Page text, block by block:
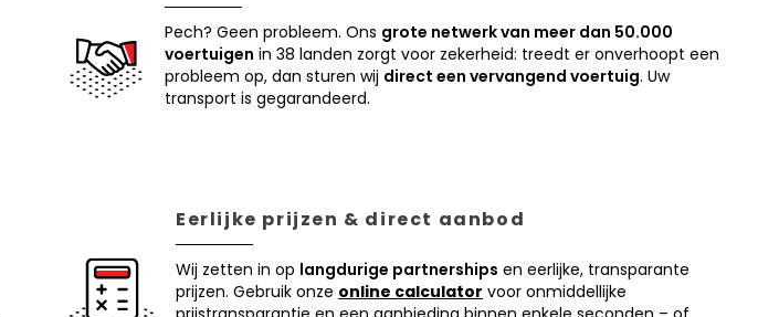
Pech? Geen probleem. Ons grote netwerk van meer dan 50.000
voertuigen in 38 landen zorgt voor zekerheid: treedt er onverhoopt een
probleem op, dan sturen wij direct een vervangend voertuig. Uw
transport is gegarandeerd.
Eerlijke prijzen & direct aanbod
Wij zetten in op langdurige partnerships en eerlijke, transparante
prijzen. Gebruik onze online calculator voor onmiddellijke